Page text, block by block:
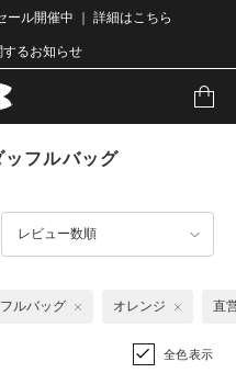
ール開催中 ｜ 詳細はこちら
るお知らせ
ッフルバッグ
レビュー数順
ルバッグ オレンジ 直
全色表示